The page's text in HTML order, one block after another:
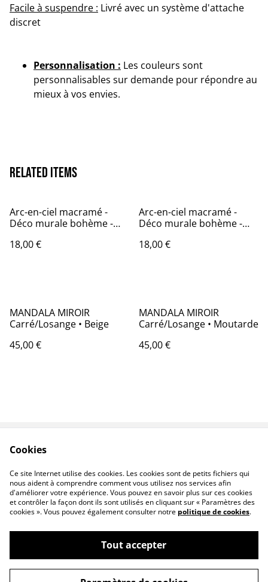
Facile à suspendre : Livré avec un système d'attache
discret
Personnalisation : Les couleurs sont
personnalisables sur demande pour répondre au
mieux à vos envies.
Related items
Arc-en-ciel macramé -
Déco murale bohème -
18,00 €
Arc-en-ciel macramé -
Déco murale bohème -
18,00 €
MANDALA MIROIR
Carré/Losange • Beige
45,00 €
MANDALA MIROIR
Carré/Losange • Moutarde
45,00 €
Politique de
confidentialité
Politique de cookies
©2026Malana Creations
Cookies
Ce site Internet utilise des cookies. Les cookies sont de petits fichiers qui
nous aident à comprendre comment vous utilisez nos services afin
d'améliorer votre expérience. Vous pouvez en savoir plus sur ces cookies
et contrôler la façon dont ils sont utilisés en cliquant sur « Paramètres des
cookies ». Vous pouvez également consulter notre politique de cookies.
Tout accepter